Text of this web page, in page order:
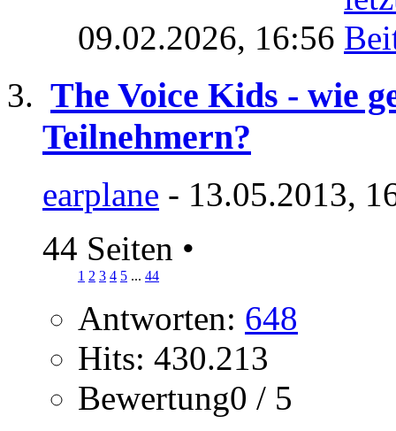
09.02.2026, 16:56
The Voice Kids - wie
Teilnehmern?
earplane - 13.05.2013,
44 Seiten •
1 2 3 4 5 ... 44
Antworten: 648
Hits: 430.213
Bewertung0 / 5